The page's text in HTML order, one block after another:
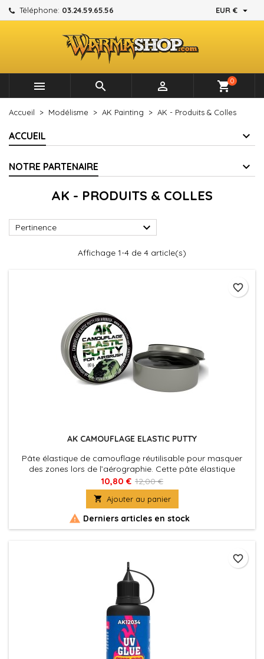
Téléphone: 03.24.59.65.56 EUR € 
   shopping_cart0
Accueil Modélisme AK Painting AK - Produits & Colles
ACCUEIL
NOTRE PARTENAIRE
AK - PRODUITS & COLLES
Pertinence 
Affichage 1-4 de 4 article(s)
AK CAMOUFLAGE ELASTIC PUTTY
Pâte élastique de camouflage réutilisable pour masquer
des zones lors de l’aérographie. Cette pâte élastique
spéciale ne laisse aucun résidu sur aucune surface. Elle peut
être facilement retirée sans abîmer les autres zones peintes.
La pâte de camouflage AK ne tâche pas et est exempte de
graisse.
10,80 € 12,00 €
 Ajouter au panier
 Derniers articles en stock
favorite_border
favorite_border
Mes listes d'envies ×
Créer une nouvelle liste
((modalTitle)) ×
((confirmMessage))
((cancelText)) ((modalDeleteText))
Créer une liste d'envies ×
Nom de la liste d'envies
Annuler Créer une liste d'envies
Connexion ×
Vous devez être connecté pour ajouter des produits à
votre liste d'envies.